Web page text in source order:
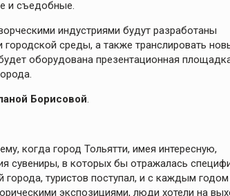
и съедобные.
индустриями будут разработаны
среды, а также транслировать
оборудована презентационная
Борисовой.
когда город Тольятти, имея интересную,
сувениры, в которых бы отражалась
города, туристов поступал, и с каждым годом
экспозициями, люди хотели на